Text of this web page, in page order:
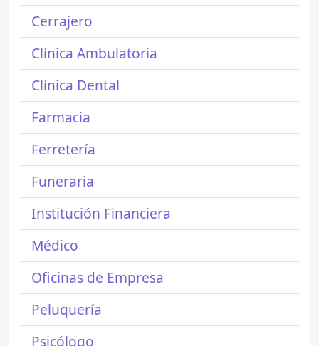
Cerrajero
Clínica Ambulatoria
Clínica Dental
Farmacia
Ferretería
Funeraria
Institución Financiera
Médico
Oficinas de Empresa
Peluquería
Psicólogo